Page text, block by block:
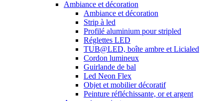
Ambiance et décoration
Ambiance et décoration
Strip à led
Profilé aluminium pour stripled
Réglettes LED
TUB@LED, boîte ambre et Licialed
Cordon lumineux
Guirlande de bal
Led Neon Flex
Objet et mobilier décoratif
Peinture réfléchissante, or et argent